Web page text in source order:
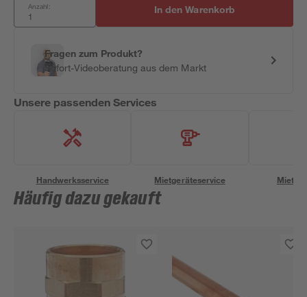
Anzahl: In den Warenkorb
Fragen zum Produkt?
Sofort-Videoberatung aus dem Markt
Unsere passenden Services
Handwerksservice Mietgeräteservice
Häufig dazu gekauft